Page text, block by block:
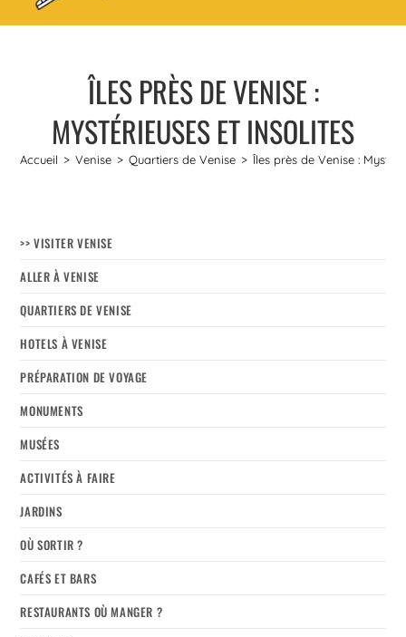
ÎLES PRÈS DE VENISE :
MYSTÉRIEUSES ET INSOLITES
Accueil > Venise > Quartiers de Venise > Îles près de Venise :
>> VISITER VENISE
ALLER À VENISE
QUARTIERS DE VENISE
HOTELS À VENISE
PRÉPARATION DE VOYAGE
MONUMENTS
MUSÉES
ACTIVITÉS À FAIRE
JARDINS
OÙ SORTIR ?
CAFÉS ET BARS
RESTAURANTS OÙ MANGER ?